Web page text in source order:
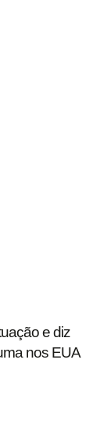
e diz
nos EUA